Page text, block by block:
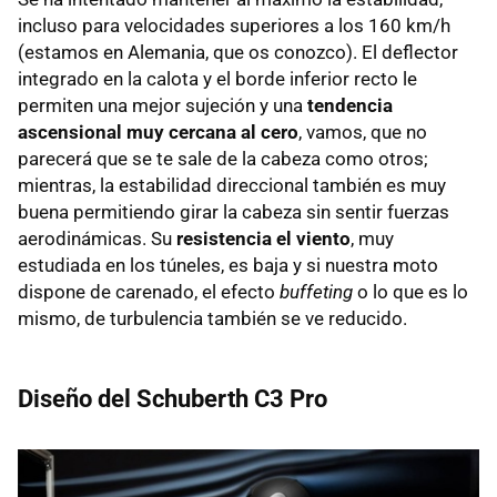
incluso para velocidades superiores a los 160 km/h
(estamos en Alemania, que os conozco). El deflector
integrado en la calota y el borde inferior recto le
permiten una mejor sujeción y una tendencia
ascensional muy cercana al cero, vamos, que no
parecerá que se te sale de la cabeza como otros;
mientras, la estabilidad direccional también es muy
buena permitiendo girar la cabeza sin sentir fuerzas
aerodinámicas. Su resistencia el viento, muy
estudiada en los túneles, es baja y si nuestra moto
dispone de carenado, el efecto buffeting o lo que es lo
mismo, de turbulencia también se ve reducido.
Diseño del Schuberth C3 Pro